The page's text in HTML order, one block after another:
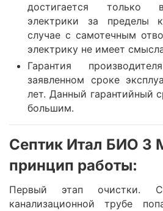
достигается только
электрики за пределы
случае с самотечным
электрику не имеет
Гарантия
заявленном сроке
лет. Данный гарантийный
большим.
Септик Итал БИО
принцип работы:
Первый этап очистки.
канализационной трубе